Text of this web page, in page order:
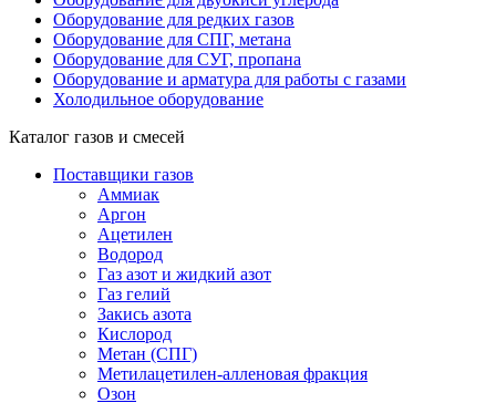
Оборудование для редких газов
Оборудование для СПГ, метана
Оборудование для СУГ, пропана
Оборудование и арматура для работы с газами
Холодильное оборудование
Каталог газов и смесей
Поставщики газов
Аммиак
Аргон
Ацетилен
Водород
Газ азот и жидкий азот
Газ гелий
Закись азота
Кислород
Метан (СПГ)
Метилацетилен-алленовая фракция
Озон